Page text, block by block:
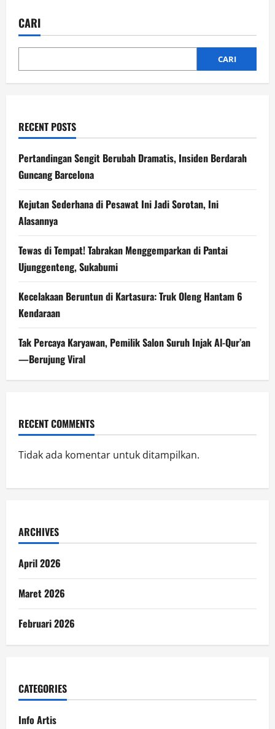
Eca
Picu
CARI
CARI
RECENT POSTS
Pertandingan Sengit Berubah Dramatis, Insiden Berdarah
Guncang Barcelona
Kejutan Sederhana di Pesawat Ini Jadi Sorotan, Ini
Alasannya
Tewas di Tempat! Tabrakan Menggemparkan di Pantai
Ujunggenteng, Sukabumi
Kecelakaan Beruntun di Kartasura: Truk Oleng Hantam 6
Kendaraan
Tak Percaya Karyawan, Pemilik Salon Suruh Injak Al-Qur’an
—Berujung Viral
RECENT COMMENTS
Tidak ada komentar untuk ditampilkan.
ARCHIVES
April 2026
Maret 2026
Februari 2026
CATEGORIES
Info Artis